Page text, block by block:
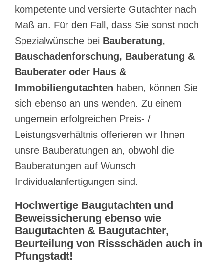
kompetente und versierte Gutachter nach
Maß an. Für den Fall, dass Sie sonst noch
Spezialwünsche bei Bauberatung,
Bauschadenforschung, Bauberatung &
Bauberater oder Haus &
Immobiliengutachten haben, können Sie
sich ebenso an uns wenden. Zu einem
ungemein erfolgreichen Preis- /
Leistungsverhältnis offerieren wir Ihnen
unsre Bauberatungen an, obwohl die
Bauberatungen auf Wunsch
Individualanfertigungen sind.
Hochwertige Baugutachten und
Beweissicherung ebenso wie
Baugutachten & Baugutachter,
Beurteilung von Rissschäden auch in
Pfungstadt!